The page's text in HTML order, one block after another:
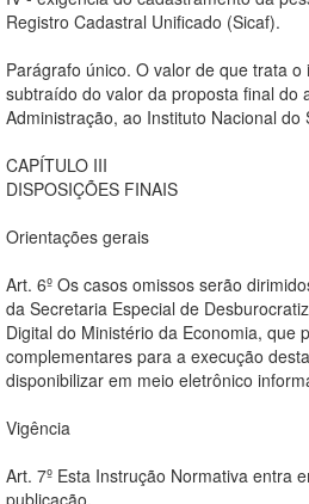
Registro Cadastral Unificado (Sicaf).
Parágrafo único. O valor de que trata
subtraído do valor da proposta final do
Administração, ao Instituto Nacional do
CAPÍTULO III
DISPOSIÇÕES FINAIS
Orientações gerais
Art. 6º Os casos omissos serão
da Secretaria Especial de
Digital do Ministério da Economia, que
complementares para a execução
disponibilizar em meio eletrônico
Vigência
Art. 7º Esta Instrução Normativa entra